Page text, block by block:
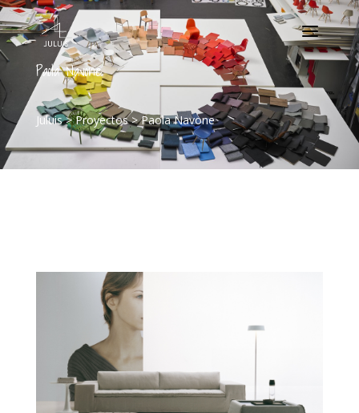
Paola Navone
Juluis>Proyectos>Paola Navone